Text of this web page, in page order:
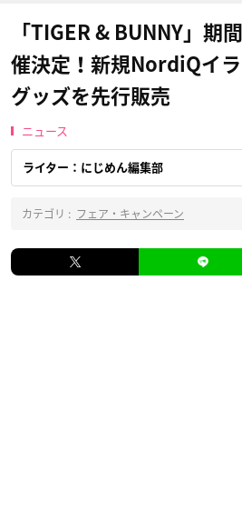
「TIGER & BUNNY」期
催決定！新規NordiQイ
グッズを先行販売
ニュース
ライター：にじめん編集部
カテゴリ : フェア・キャンペーン